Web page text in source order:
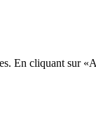
En cliquant sur